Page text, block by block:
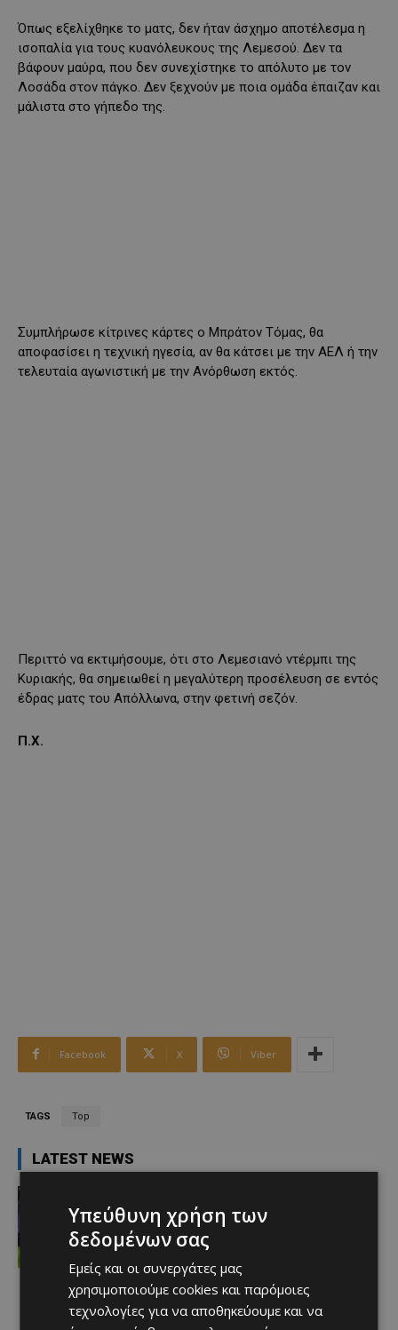
Όπως εξελίχθηκε το ματς, δεν ήταν άσχημο αποτέλεσμα η
ισοπαλία για τους κυανόλευκους της Λεμεσού. Δεν τα
βάφουν μαύρα, που δεν συνεχίστηκε το απόλυτο με τον
Λοσάδα στον πάγκο. Δεν ξεχνούν με ποια ομάδα έπαιζαν και
μάλιστα στο γήπεδο της.
Συμπλήρωσε κίτρινες κάρτες ο Μπράτον Τόμας, θα
αποφασίσει η τεχνική ηγεσία, αν θα κάτσει με την ΑΕΛ ή την
τελευταία αγωνιστική με την Ανόρθωση εκτός.
Περιττό να εκτιμήσουμε, ότι στο Λεμεσιανό ντέρμπι της
Κυριακής, θα σημειωθεί η μεγαλύτερη προσέλευση σε εντός
έδρας ματς του Απόλλωνα, στην φετινή σεζόν.
Π.Χ.
Facebook X Viber
TAGS Top
LATEST NEWS
Aνακοινώθηκε το deal που
προανήγγειλαν οι Ρουμάνοι
Afentiko - 08/08/2026
Υπεύθυνη χρήση των
δεδομένων σας
Εμείς και οι συνεργάτες μας
χρησιμοποιούμε cookies και παρόμοιες
τεχνολογίες για να αποθηκεύουμε και να